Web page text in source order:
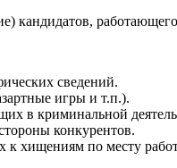
кандидатов,
сведений.
игры и т.п.).
в криминальной
конкурентов.
к хищениям по месту